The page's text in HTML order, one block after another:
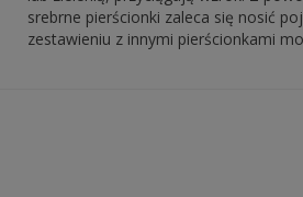
srebrne pierścionki zaleca się nosić
zestawieniu z innymi pierścionkami